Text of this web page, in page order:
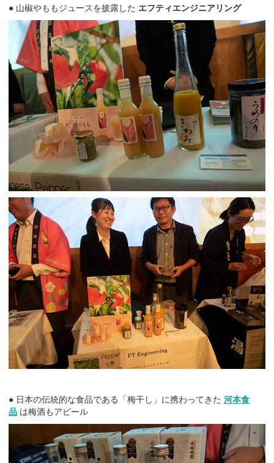
● 山椒やももジュースを披露した エフティエンジニアリング
● 日本の伝統的な食品である「梅干し」に携わってきた 河本食
品 は梅酒もアピール